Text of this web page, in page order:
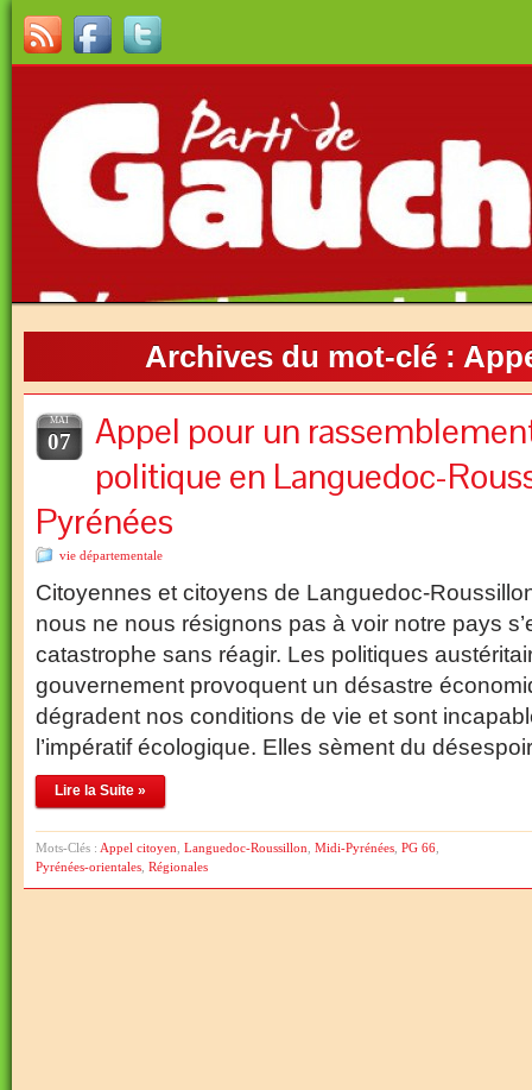
Archives du mot-clé :
MAI
07
Appel pour un
politique en Languedoc-
Pyrénées
vie départementale
Citoyennes et citoyens de Languedoc-
nous ne nous résignons pas à voir notre pays
catastrophe sans réagir. Les politiques
gouvernement provoquent un désastre
dégradent nos conditions de vie et sont
l’impératif écologique. Elles sèment du
Lire la Suite »
Mots-Clés : Appel citoyen Languedoc-Roussillon Midi-Pyrénées PG 66
Pyrénées-orientales Régionales